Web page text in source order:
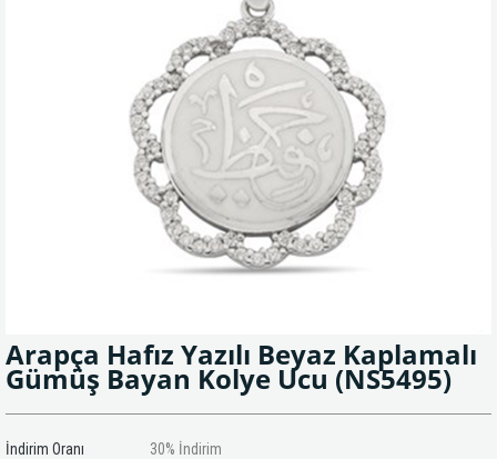
Arapça Hafız Yazılı Beyaz Kaplamalı
Gümüş Bayan Kolye Ucu (NS5495)
İndirim Oranı %
30 İndirim